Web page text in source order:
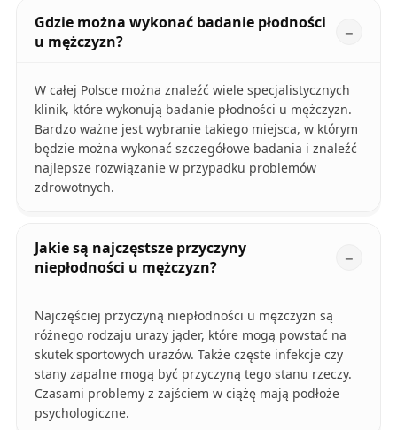
Gdzie można wykonać badanie płodności
u mężczyzn?
W całej Polsce można znaleźć wiele specjalistycznych
klinik, które wykonują badanie płodności u mężczyzn.
Bardzo ważne jest wybranie takiego miejsca, w którym
będzie można wykonać szczegółowe badania i znaleźć
najlepsze rozwiązanie w przypadku problemów
zdrowotnych.
Jakie są najczęstsze przyczyny
niepłodności u mężczyzn?
Najczęściej przyczyną niepłodności u mężczyzn są
różnego rodzaju urazy jąder, które mogą powstać na
skutek sportowych urazów. Także częste infekcje czy
stany zapalne mogą być przyczyną tego stanu rzeczy.
Czasami problemy z zajściem w ciążę mają podłoże
psychologiczne.